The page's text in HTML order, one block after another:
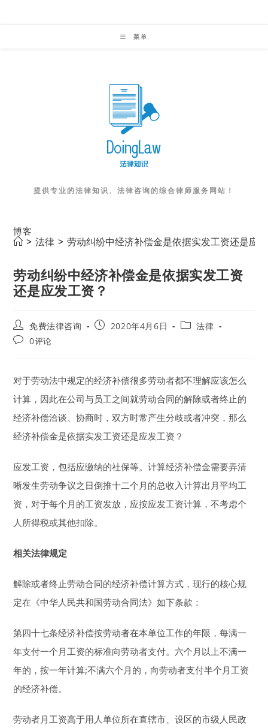
菜单
提供专业的法律知识、法律咨询的综合律师服务网站！
博客
> 法律 > 劳动纠纷中经济补偿金是依据实发工资还是应
劳动纠纷中经济补偿金是依据实发工资
还是应发工资？
Post
author:
免费法律咨询
Post2020年4月6日
Post法律
Post0评论
对于劳动法中规定的经济补偿很多劳动者都不理解应该怎么
计算，因此在公司与员工之间就劳动合同的解除或者终止的
经济补偿洽谈、协商时，双方时常产生分歧或者冲突，那么
经济补偿金是依据实发工资还是应发工资？
应发工资，包括应缴纳的社保等。计算经济补偿金需要弄清
晰发生劳动争议之日倒推十二个月的总收入计算出月平均工
资，对于每个月的工资发放，应按应发工资计算，不考虑个
人所得税或其他扣除。
相关法律规定
解除或者终止劳动合同的经济补偿计算方式，现行的核心规
定在《中华人民共和国劳动合同法》如下条款：
第四十七条经济补偿按劳动者在本单位工作的年限，每满一
年支付一个月工资的标准向劳动者支付。六个月以上不满一
年的，按一年计算;不满六个月的，向劳动者支付半个月工资
的经济补偿。
劳动者月工资高于用人单位所在直辖市、设区的市级人民政